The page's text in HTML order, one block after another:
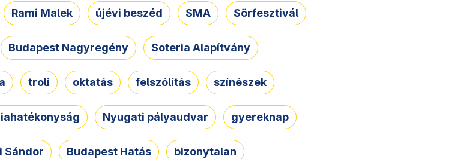
Rami Malek újévi beszéd SMA Sörfesztivál
Budapest Nagyregény Soteria Alapítvány
troli oktatás felszólítás színészek
Nyugati pályaudvar gyereknap
Sándor Budapest Hatás bizonytalan